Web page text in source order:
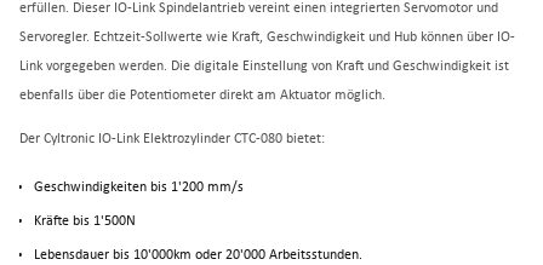
erfüllen. Dieser IO-Link Spindelantrieb vereint einen integrierten Servomotor und
Servoregler. Echtzeit-Sollwerte wie Kraft, Geschwindigkeit und Hub können über IO-
Link vorgegeben werden. Die digitale Einstellung von Kraft und Geschwindigkeit ist
ebenfalls über die Potentiometer direkt am Aktuator möglich.
Der Cyltronic IO-Link Elektrozylinder CTC-080 bietet:
Geschwindigkeiten bis 1'200 mm/s
Kräfte bis 1'500N
Lebensdauer bis 10'000km oder 20'000 Arbeitsstunden.